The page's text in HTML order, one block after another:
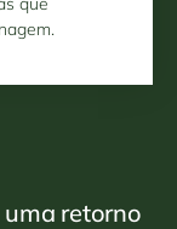
retorno